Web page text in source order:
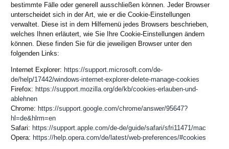
bestimmte Fälle oder generell ausschließen können. Jeder Browser
unterscheidet sich in der Art, wie er die Cookie-Einstellungen
verwaltet. Diese ist in dem Hilfemenü jedes Browsers beschrieben,
welches Ihnen erläutert, wie Sie Ihre Cookie-Einstellungen ändern
können. Diese finden Sie für die jeweiligen Browser unter den
folgenden Links:
Internet Explorer: https://support.microsoft.com/de-
de/help/17442/windows-internet-explorer-delete-manage-cookies
Firefox: https://support.mozilla.org/de/kb/cookies-erlauben-und-
ablehnen
Chrome: https://support.google.com/chrome/answer/95647?
hl=de&hlrm=en
Safari: https://support.apple.com/de-de/guide/safari/sfri11471/mac
Opera: https://help.opera.com/de/latest/web-preferences/#cookies